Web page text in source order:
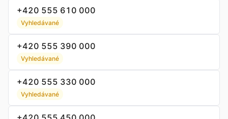
+420 555 610 000
Vyhledávané
+420 555 390 000
Vyhledávané
+420 555 330 000
Vyhledávané